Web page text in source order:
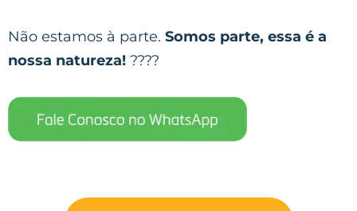
Não estamos à parte. Somos parte, essa é a
nossa natureza! ????